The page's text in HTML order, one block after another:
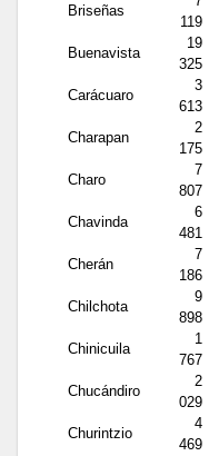
Briseñas
119
Buenavista
19
325
Carácuaro
3
613
Charapan
2
175
Charo
7
807
Chavinda
6
481
Cherán
7
186
Chilchota
9
898
Chinicuila
1
767
Chucándiro
2
029
Churintzio
4
469